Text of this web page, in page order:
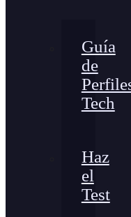
Guía
de
Tech
Haz
el
Test